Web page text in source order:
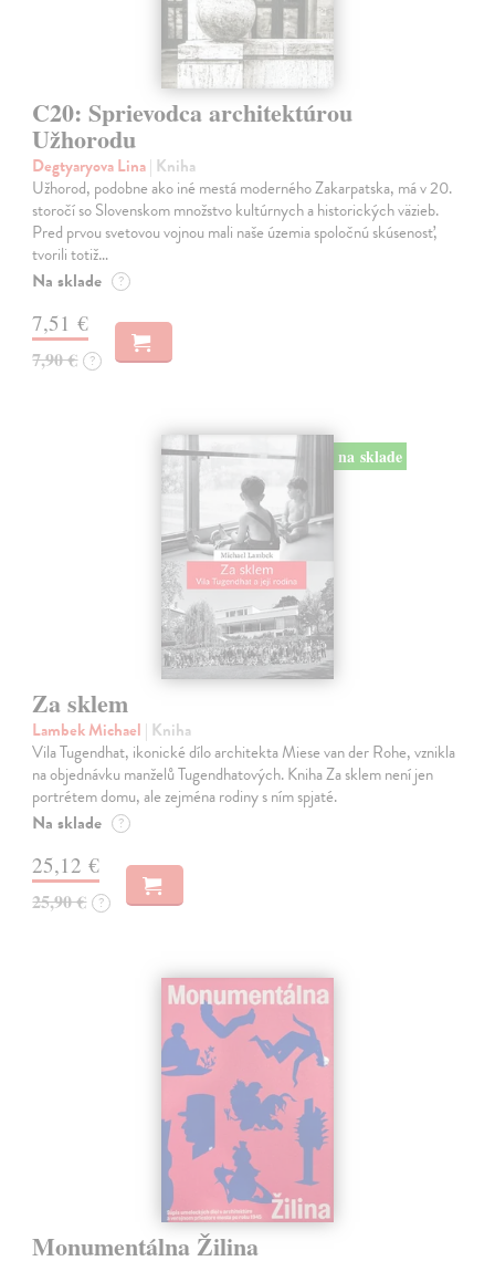
C20: Sprievodca architektúrou
Užhorodu
Degtyaryova Lina| Kniha
Užhorod, podobne ako iné mestá moderného Zakarpatska, má v 20.
storočí so Slovenskom množstvo kultúrnych a historických väzieb.
Pred prvou svetovou vojnou mali naše územia spoločnú skúsenosť,
tvorili totiž…
Na sklade ?
7,51 €
7,90 € ?
na sklade
Za sklem
Lambek Michael | Kniha
Vila Tugendhat, ikonické dílo architekta Miese van der Rohe, vznikla
na objednávku manželů Tugendhatových. Kniha Za sklem není jen
portrétem domu, ale zejména rodiny s ním spjaté.
Na sklade ?
25,12 €
25,90 € ?
Monumentálna Žilina